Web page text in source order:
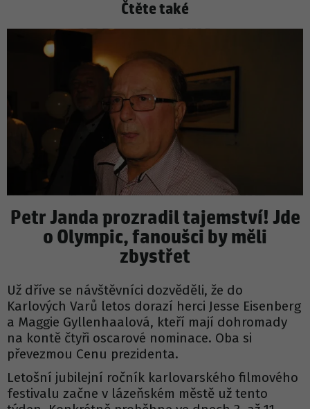
Čtěte také
Petr Janda prozradil tajemství! Jde
o Olympic, fanoušci by měli
zbystřet
Už dříve se návštěvníci dozvěděli, že do
Karlových Varů letos dorazí herci Jesse Eisenberg
a Maggie Gyllenhaalová, kteří mají dohromady
na kontě čtyři oscarové nominace. Oba si
převezmou Cenu prezidenta.
Letošní jubilejní ročník karlovarského filmového
festivalu začne v lázeňském městě už tento